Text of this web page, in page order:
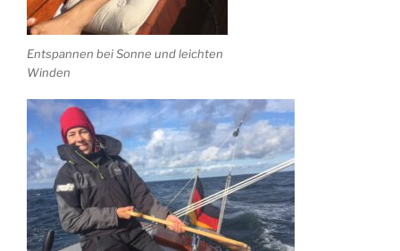
Entspannen bei Sonne und leichten
Winden